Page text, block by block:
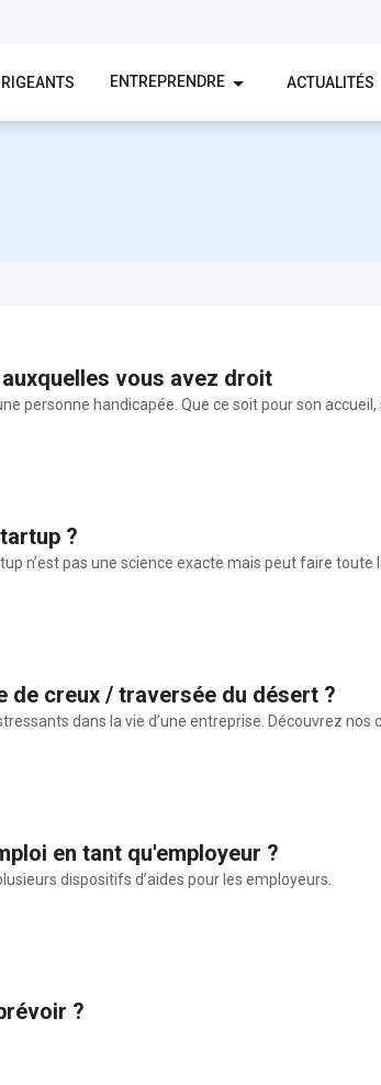
ENTREPRENDRE ACTUALITÉS
vous avez droit
personne handicapée. Que ce soit pour son
?
n’est pas une science exacte mais peut faire toute
de creux / traversée du désert ?
dans la vie d’une entreprise. Découvrez
en tant qu'employeur ?
dispositifs d’aides pour les employeurs.
?